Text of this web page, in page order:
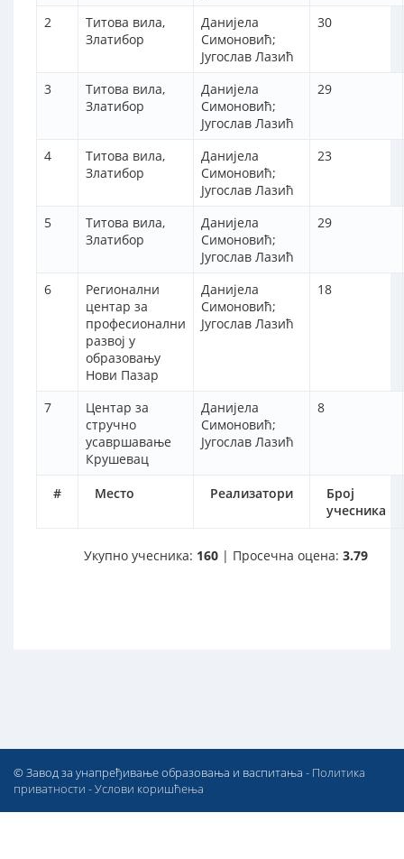
# Место Реализатори
Број
учесника
2
Титова вила,
Златибор
Данијела
Симоновић;
Југослав Лазић
30
3
Титова вила,
Златибор
Данијела
Симоновић;
Југослав Лазић
29
4
Титова вила,
Златибор
Данијела
Симоновић;
Југослав Лазић
23
5
Титова вила,
Златибор
Данијела
Симоновић;
Југослав Лазић
29
6
Регионални
центар за
професионални
развој у
образовању
Нови Пазар
Данијела
Симоновић;
Југослав Лазић
18
7
Центар за
стручно
усавршавање
Крушевац
Данијела
Симоновић;
Југослав Лазић
8
Укупно учесника: 160 | Просечна оцена: 3.79
© Завод за унапређивање образовања и васпитања - Политика
приватности -Услови коришћења